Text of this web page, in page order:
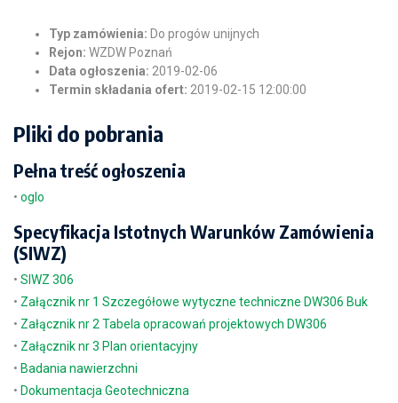
Typ zamówienia: Do progów unijnych
Rejon: WZDW Poznań
Data ogłoszenia: 2019-02-06
Termin składania ofert: 2019-02-15 12:00:00
Pliki do pobrania
Pełna treść ogłoszenia
• oglo
Specyfikacja Istotnych Warunków Zamówienia
(SIWZ)
• SIWZ 306
• Załącznik nr 1 Szczegółowe wytyczne techniczne DW306 Buk
• Załącznik nr 2 Tabela opracowań projektowych DW306
• Załącznik nr 3 Plan orientacyjny
• Badania nawierzchni
• Dokumentacja Geotechniczna